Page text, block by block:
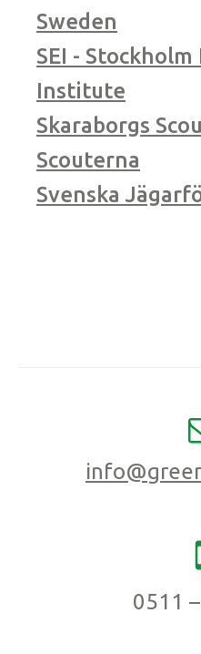
Sweden
SEI -
Institute
Skaraborgs
Scouterna
Svenska
0511